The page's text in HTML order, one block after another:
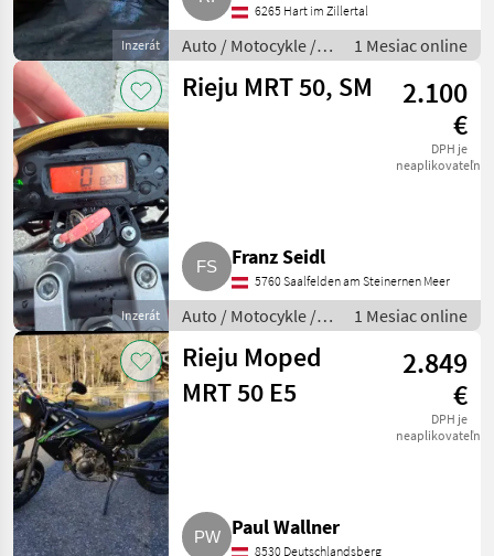
Inzerát
6265 Hart im Zillertal
Auto / Motocykle /
Motorka
1 Mesiac online
Inzerát
Rieju MRT 50, SM
2.100
€
DPH je
neaplikovateľné
Franz Seidl
5760 Saalfelden am Steinernen Meer
Auto / Motocykle /
Motorka
1 Mesiac online
Rieju Moped
MRT 50 E5
2.849
€
DPH je
neaplikovateľné
Paul Wallner
8530 Deutschlandsberg